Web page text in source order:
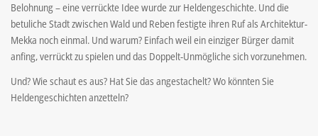
Belohnung – eine verrückte Idee wurde zur Heldengeschichte. Und die
betuliche Stadt zwischen Wald und Reben festigte ihren Ruf als Architektur-
Mekka noch einmal. Und warum? Einfach weil ein einziger Bürger damit
anfing, verrückt zu spielen und das Doppelt-Unmögliche sich vorzunehmen.
Und? Wie schaut es aus? Hat Sie das angestachelt? Wo könnten Sie
Heldengeschichten anzetteln?